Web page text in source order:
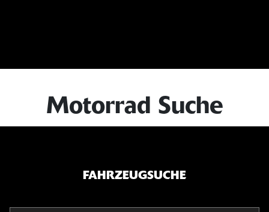
Motorrad Suche
FAHRZEUGSUCHE